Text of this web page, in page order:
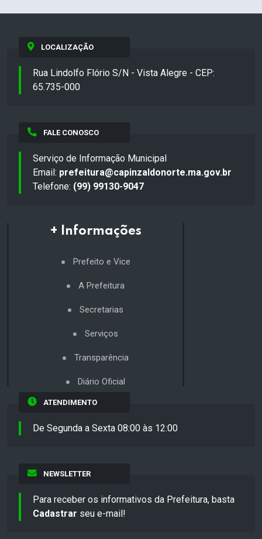
LOCALIZAÇÃO
Rua Lindolfo Flório S/N - Vista Alegre - CEP:
65.735-000
FALE CONOSCO
Serviço de Informação Municipal
Email: prefeitura@capinzaldonorte.ma.gov.br
Telefone: (99) 99130-9047
+ Informações
Prefeito e Vice
A Prefeitura
Secretarias
Serviços
Transparência
Diário Oficial
ATENDIMENTO
De Segunda a Sexta 08:00 às 12:00
NEWSLETTER
Para receber os informativos da Prefeitura, basta
Cadastrar seu e-mail!